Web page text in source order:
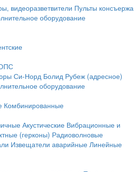
видеоразветвители Пульты консъержа
оборудование
Си-Норд Болид Рубеж (адресное)
оборудование
Комбинированные
Акустические Вибрационные и
(герконы) Радиоволновые
Извещатели аварийные Линейные